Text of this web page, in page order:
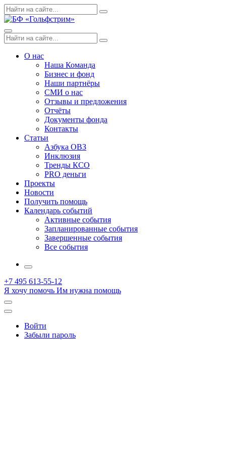
Skip
to
Поиск
по:
Search
Menu
Поиск
по:
Search
О нас
Наша Команда
Бизнес и фонд
Наши партнёры
СМИ о нас
Отзывы и предложения
Отчёты
Документы фонда
Контакты
Статьи
Азбука ОВЗ
Инклюзия
Тренды КСО
PRO деньги
Проекты
Новости
Получить помощь
Календарь событий
Активные события
Запланированные события
Завершенные события
Все события
More
+7 495 613-55-12
Я хочу помочь Им нужна помощь
Открыть
поиск
Профиль
Войти
Забыли пароль